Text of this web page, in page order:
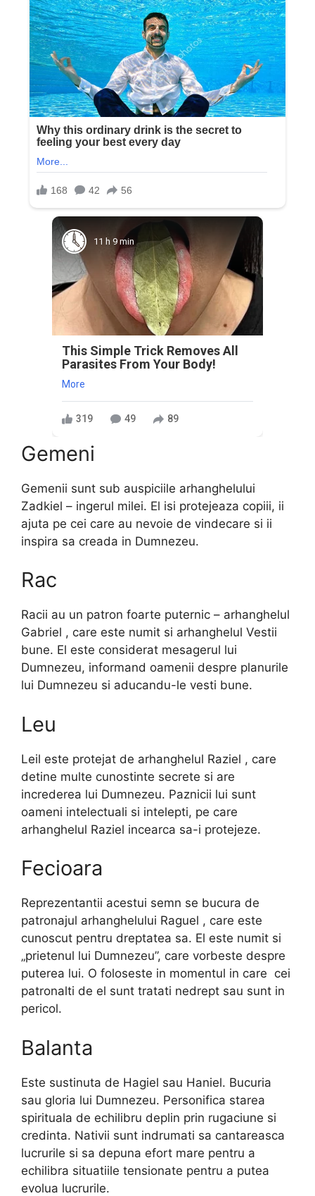
11 h 9 min
This Simple Trick Removes All
Parasites From Your Body!
More
319 49 89
Gemeni
Gemenii sunt sub auspiciile arhanghelului
Zadkiel – ingerul milei. El isi protejeaza copiii, ii
ajuta pe cei care au nevoie de vindecare si ii
inspira sa creada in Dumnezeu.
Rac
Racii au un patron foarte puternic – arhanghelul
Gabriel , care este numit si arhanghelul Vestii
bune. El este considerat mesagerul lui
Dumnezeu, informand oamenii despre planurile
lui Dumnezeu si aducandu-le vesti bune.
Leu
Leil este protejat de arhanghelul Raziel , care
detine multe cunostinte secrete si are
increderea lui Dumnezeu. Paznicii lui sunt
oameni intelectuali si intelepti, pe care
arhanghelul Raziel incearca sa-i protejeze.
Fecioara
Reprezentantii acestui semn se bucura de
patronajul arhanghelului Raguel , care este
cunoscut pentru dreptatea sa. El este numit si
„prietenul lui Dumnezeu”, care vorbeste despre
puterea lui. O foloseste in momentul in care cei
patronalti de el sunt tratati nedrept sau sunt in
pericol.
Balanta
Este sustinuta de Hagiel sau Haniel. Bucuria
sau gloria lui Dumnezeu. Personifica starea
spirituala de echilibru deplin prin rugaciune si
credinta. Nativii sunt indrumati sa cantareasca
lucrurile si sa depuna efort mare pentru a
echilibra situatiile tensionate pentru a putea
evolua lucrurile.